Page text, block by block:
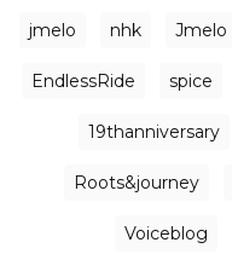
jmelo nhk Jmelo
EndlessRide spice
19thanniversary
Roots&journey
Voiceblog